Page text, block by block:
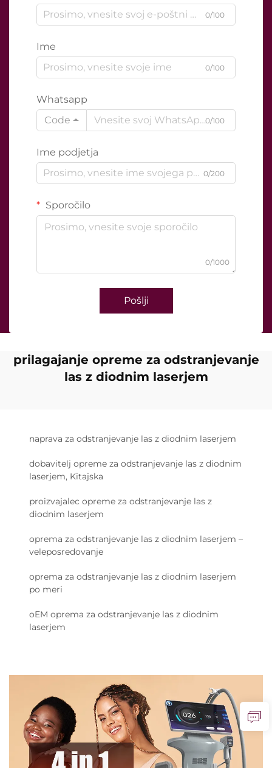
0/100
Ime
0/100
Whatsapp
Code
0/100
Ime podjetja
0/200
Sporočilo
0/1000
Pošlji
prilagajanje opreme za odstranjevanje
las z diodnim laserjem
naprava za odstranjevanje las z diodnim laserjem
dobavitelj opreme za odstranjevanje las z diodnim
laserjem, Kitajska
proizvajalec opreme za odstranjevanje las z
diodnim laserjem
oprema za odstranjevanje las z diodnim laserjem –
veleposredovanje
oprema za odstranjevanje las z diodnim laserjem
po meri
oEM oprema za odstranjevanje las z diodnim
laserjem